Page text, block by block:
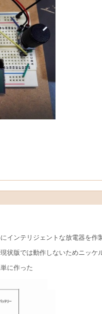
インテリジェントな放電器を作
状版では動作しないためニッ
に作った